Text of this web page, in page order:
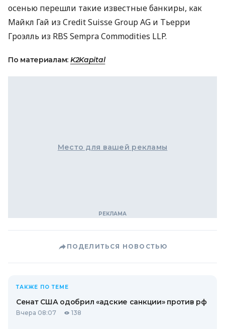
осенью перешли такие известные банкиры, как
Майкл Гай из Credit Suisse Group AG и Тьерри
Гроэлль из RBS Sempra Commodities LLP.
По материалам: K2Kapital
Место для вашей рекламы
ПОДЕЛИТЬСЯ НОВОСТЬЮ
ТАКЖЕ ПО ТЕМЕ
Сенат США одобрил «адские санкции» против рф
Вчера 08:07 138